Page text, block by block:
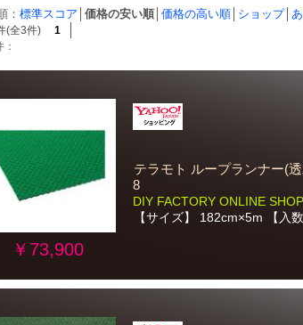
： 標準スコア 価格の安い順 価格の高い順 ショップ│
(全3件)
1
￥73,900
テラモト ループランナー(
8
DIY FACTORY ONLINE SHOP
【サイズ】 182cm×5m 【入